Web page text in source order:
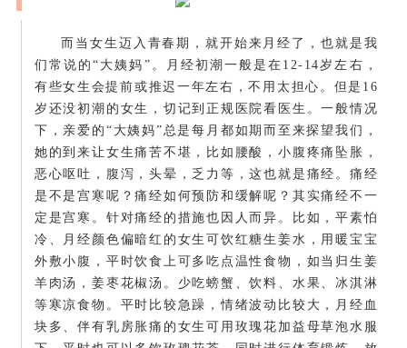
而当女生迈入青春期，就开始来月经了，也就是我
们常说的“大姨妈”。月经初潮一般是在12-14岁左右，
有些女生会提前或推迟一年左右，不用太担心。但是16
岁还没初潮的女生，切记到正规医院看医生。一般情况
下，亲爱的“大姨妈”总是每月都如期而至来探望我们，
她的到来让女生痛苦不堪，比如腰酸，小腹疼痛坠胀，
恶心呕吐，腹泻，头晕，乏力等，这也就是痛经。痛经
是不是宫寒呢？痛经如何预防和缓解呢？其实痛经不一
定是宫寒。针对痛经的措施也因人而异。比如，平素怕
冷、月经颜色偏暗红的女生可饮红糖生姜水，用暖宝宝
外敷小腹，平时饮食上可多吃点温性食物，如当归生姜
羊肉汤，姜枣花椒汤。少吃螃蟹、饮料、水果、冰淇淋
等寒凉食物。平时比较急躁，情绪波动比较大，月经血
块多、伴有乳房胀痛的女生可用玫瑰花加益母草泡水服